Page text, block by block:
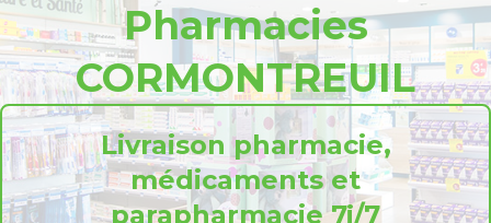
Pharmacies
CORMONTREUIL
Livraison pharmacie,
médicaments et
parapharmacie 7j/7